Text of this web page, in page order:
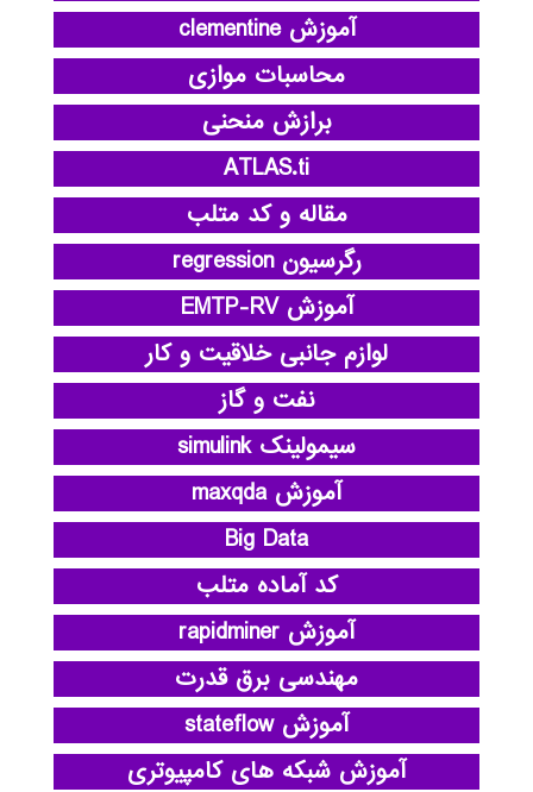
آموزش clementine
محاسبات موازی
برازش منحنی
ATLAS.ti
مقاله و کد متلب
رگرسیون regression
آموزش EMTP-RV
لوازم جانبی خلاقیت و کار
نفت و گاز
سیمولینک simulink
آموزش maxqda
Big Data
کد آماده متلب
آموزش rapidminer
مهندسی برق قدرت
آموزش stateflow
آموزش شبکه های کامپیوتری